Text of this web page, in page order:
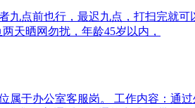
点前也行，最迟九点，打扫完就
天晒网勿扰，年龄45岁以内，
于办公室客服岗。 工作内容：通